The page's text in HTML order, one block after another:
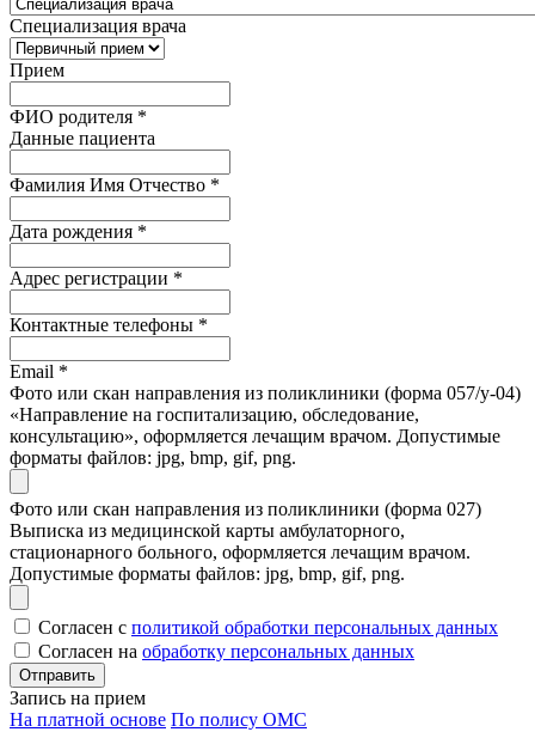
Специализация врача
Прием
ФИО родителя *
Данные пациента
Фамилия Имя Отчество *
Дата рождения *
Адрес регистрации *
Контактные телефоны *
Email *
Фото или скан направления из поликлиники (форма 057/у-04)
«Направление на госпитализацию, обследование,
консультацию», оформляется лечащим врачом. Допустимые
форматы файлов: jpg, bmp, gif, png.
Фото или скан направления из поликлиники (форма 027)
Выписка из медицинской карты амбулаторного,
стационарного больного, оформляется лечащим врачом.
Допустимые форматы файлов: jpg, bmp, gif, png.
Согласен с политикой обработки персональных данных
Согласен на обработку персональных данных
Запись на прием
На платной основе По полису ОМС